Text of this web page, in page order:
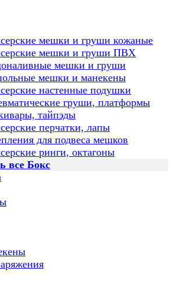
мешки и груши кожаные
мешки и груши ПВХ
мешки и груши
мешки и манекены
настенные подушки
груши, платформы
тайпэды
перчатки, лапы
для подвеса мешков
ринги, октагоны
все Бокс